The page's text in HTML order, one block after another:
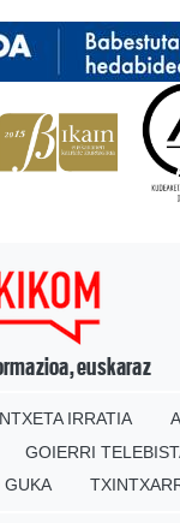
euskaraz
IRRATIA
GOIERRI
GUKA